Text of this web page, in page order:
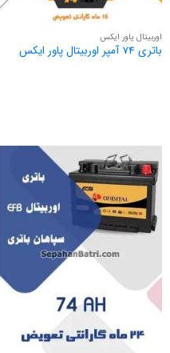
اوربیتال پاور ایکس
باتری 74 آمپر اوربیتال پاور ایکس